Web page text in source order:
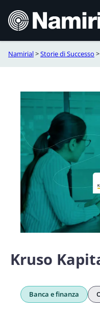
contenuto
Namirial>Storie di Successo >
Kruso
Banca e finanza